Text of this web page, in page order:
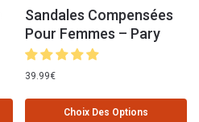
Sandales Compensées
Pour Femmes – Pary
39.99€
Choix Des Options